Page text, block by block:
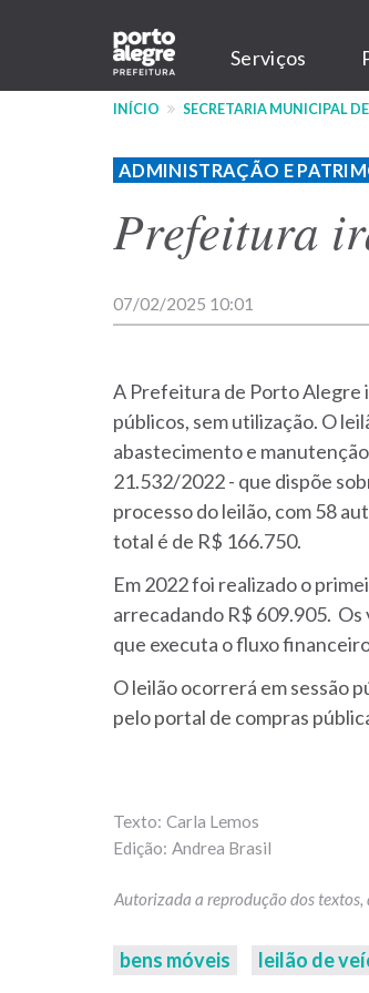
conteúdo
Main
navigation
Serviços
INÍCIO SECRETARIA MUNICIPAL
ADMINISTRAÇÃO E
Prefeitura
07/02/2025 10:01
A Prefeitura de Porto Alegre
públicos, sem utilização. O
abastecimento e
21.532/2022 - que dispõe
processo do leilão, com 58
total é de R$ 166.750.
Em 2022 foi realizado o
arrecadando R$ 609.905.
que executa o fluxo
O leilão ocorrerá em sessão
pelo portal de compras
Carla Lemos
Andrea Brasil
bens móveis leilão de